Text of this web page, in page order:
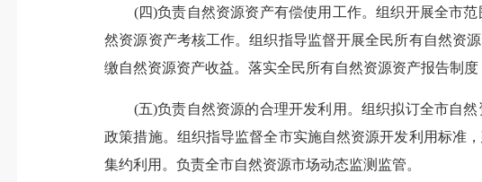
(四)负责自然资源资产有偿使用工作。组织开展全市范
然资源资产考核工作。组织指导监督开展全民所有自然资
缴自然资源资产收益。落实全民所有自然资源资产报告制
(五)负责自然资源的合理开发利用。组织拟订全市自然
政策措施。组织指导监督全市实施自然资源开发利用标准
集约利用。负责全市自然资源市场动态监测监管。